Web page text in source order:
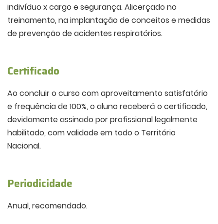
indivíduo x cargo e segurança. Alicerçado no
treinamento, na implantação de conceitos e medidas
de prevenção de acidentes respiratórios.
Certificado
Ao concluir o curso com aproveitamento satisfatório
e frequência de 100%, o aluno receberá o certificado,
devidamente assinado por profissional legalmente
habilitado, com validade em todo o Território
Nacional.
Periodicidade
Anual, recomendado.